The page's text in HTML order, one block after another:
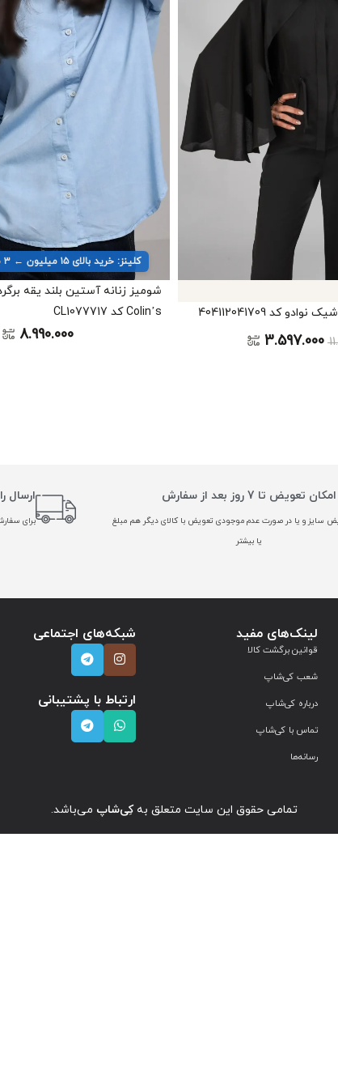
کد 404112041709
3.597.000
کلینز: خرید بالای ۱۵ میلیون ← ۳ میلیون تخفیف
شومیز زنانه آستین بلند یقه
Colin’s کد CL1077717
8.990.000
امکان تعویض تا 7 روز بعد از سفارش
سایز و یا در صورت عدم موجودی تعویض با کالای دیگر هم مبلغ
یا بیشتر
ارسال
برای سفارشات
لینک‌های مفید
قوانین برگشت کالا
شعب کی‌شاپ
درباره کی‌شاپ
تماس با کی‌شاپ
رسانه‌ها
شبکه‌های اجتماعی
ارتباط با پشتیبانی
تمامی حقوق این سایت متعلق بهکِی‌شاپ می‌باشد.